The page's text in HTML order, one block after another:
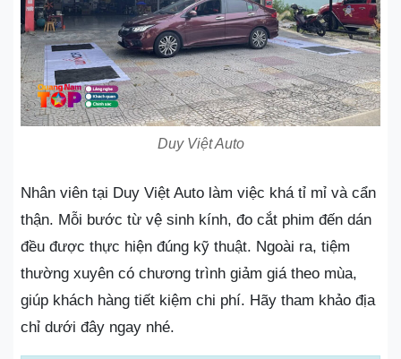
Duy Việt Auto
Nhân viên tại Duy Việt Auto làm việc khá tỉ mỉ và cẩn
thận. Mỗi bước từ vệ sinh kính, đo cắt phim đến dán
đều được thực hiện đúng kỹ thuật. Ngoài ra, tiệm
thường xuyên có chương trình giảm giá theo mùa,
giúp khách hàng tiết kiệm chi phí. Hãy tham khảo địa
chỉ dưới đây ngay nhé.